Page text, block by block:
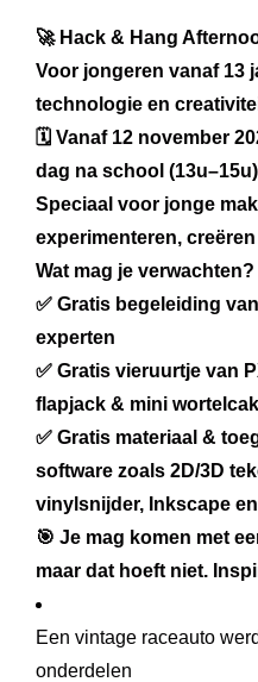
🚀 Hack & Hang
Voor jongeren vanaf 13
technologie en
🗓️ Vanaf 12 november
dag na school
Speciaal voor jonge
experimenteren,
Wat mag je verwachten?
✅ Gratis begeleiding
experten
✅ Gratis vieruurtje van
flapjack & mini
✅ Gratis materiaal &
software zoals 2D/3D
vinylsnijder, Inkscape
🎯 Je mag komen met
maar dat hoeft niet.
Een vintage raceauto
onderdelen